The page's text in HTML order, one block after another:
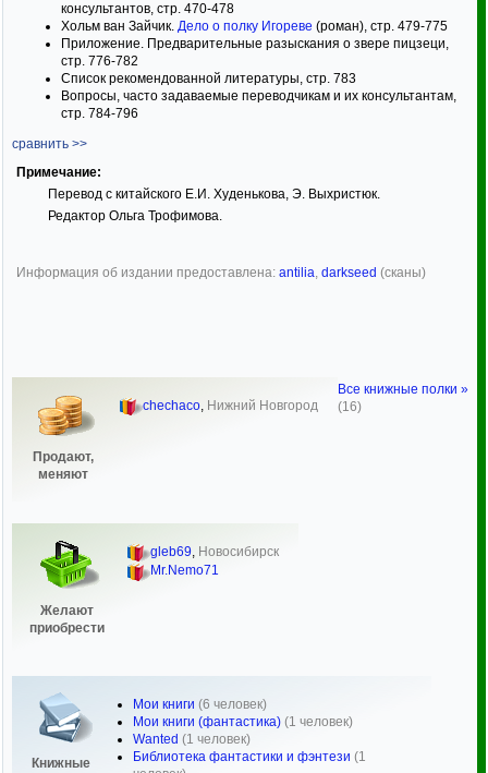
консультантов, стр. 470-478
Хольм ван Зайчик. Дело о полку Игореве (роман), стр. 479-775
Приложение. Предварительные разыскания о звере пицзеци,
стр. 776-782
Список рекомендованной литературы, стр. 783
Вопросы, часто задаваемые переводчикам и их консультантам,
стр. 784-796
сравнить >>
Примечание:
Перевод с китайского Е.И. Худенькова, Э. Выхристюк.
Редактор Ольга Трофимова.
Информация об издании предоставлена: antilia, darkseed (сканы)
Продают,
меняют
chechaco, Нижний Новгород
Желают
приобрести
gleb69, Новосибирск
Mr.Nemo71
Книжные
Мои книги (6 человек)
Мои книги (фантастика) (1 человек)
Wanted (1 человек)
Библиотека фантастики и фэнтези (1
Все книжные полки »
(16)